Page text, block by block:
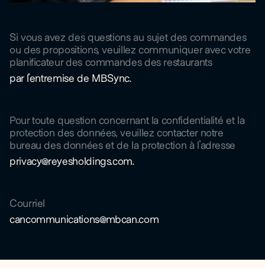
Si vous avez des questions au sujet des commandes
ou des propositions, veuillez communiquer avec votre
planificateur des commandes des restaurants
par l'entremise de MBSync.
Pour toute question concernant la confidentialité et la
protection des données, veuillez contacter notre
bureau des données et de la protection à l'adresse
privacy@reyesholdings.com.
Courriel
cancommunications@mbcan.com